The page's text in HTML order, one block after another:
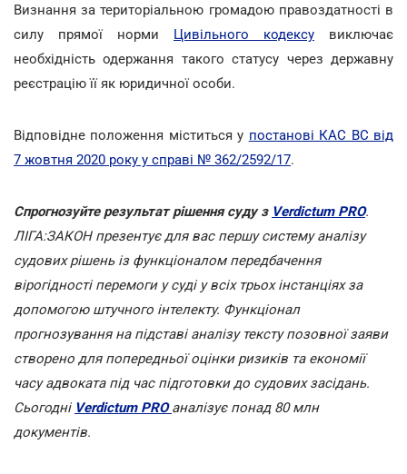
Визнання за територіальною громадою правоздатності в
силу прямої норми Цивільного кодексу виключає
необхідність одержання такого статусу через державну
реєстрацію її як юридичної особи.
Відповідне положення міститься у постанові КАС ВС від
7 жовтня 2020 року у справі № 362/2592/17.
Спрогнозуйте результат рішення суду з Verdictum PRO.
ЛІГА:ЗАКОН презентує для вас першу систему аналізу
судових рішень із функціоналом передбачення
вірогідності перемоги у суді у всіх трьох інстанціях за
допомогою штучного інтелекту. Функціонал
прогнозування на підставі аналізу тексту позовної заяви
створено для попередньої оцінки ризиків та економії
часу адвоката під час підготовки до судових засідань.
Сьогодні Verdictum PROаналізує понад 80 млн
документів.